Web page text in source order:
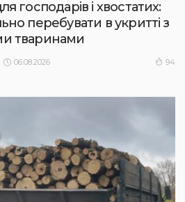
господарів і хвостатих:
перебувати в укритті з
тваринами
06.08.2026 94